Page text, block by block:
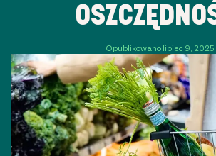
Opublikowano lipiec 9, 2025